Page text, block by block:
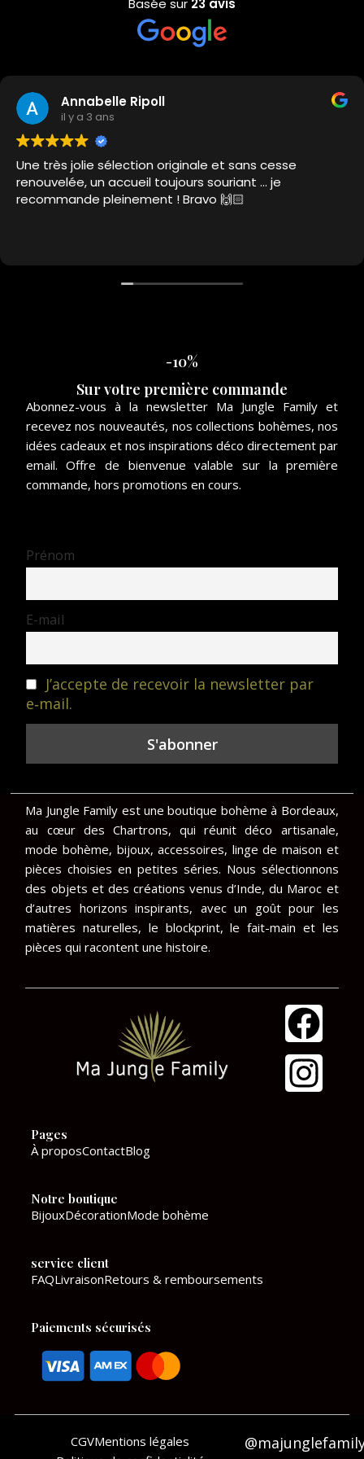
Basée sur 23 avis
Annabelle Ripoll
il y a 3 ans
Une très jolie sélection originale et sans cesse
renouvelée, un accueil toujours souriant … je
recommande pleinement ! Bravo 🙌🏻
-10%
Sur votre première commande
Abonnez-vous à la newsletter Ma Jungle Family et
recevez nos nouveautés, nos collections bohèmes, nos
idées cadeaux et nos inspirations déco directement par
email. Offre de bienvenue valable sur la première
commande, hors promotions en cours.
Prénom
E-mail
J’accepte de recevoir la newsletter par
e‑mail.
Ma Jungle Family est une boutique bohème à Bordeaux,
au cœur des Chartrons, qui réunit déco artisanale,
mode bohème, bijoux, accessoires, linge de maison et
pièces choisies en petites séries. Nous sélectionnons
des objets et des créations venus d’Inde, du Maroc et
d’autres horizons inspirants, avec un goût pour les
matières naturelles, le blockprint, le fait-main et les
pièces qui racontent une histoire.
F
a
c
I
n
s
Pages
À proposContactBlog
Notre boutique
BijouxDécorationMode bohème
service client
FAQLivraisonRetours & remboursements
Paiements sécurisés
CGVMentions légales